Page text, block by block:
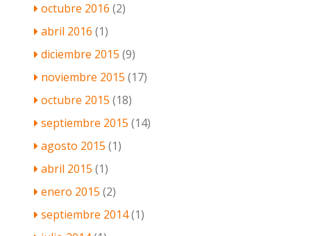
octubre 2016 (2)
abril 2016 (1)
diciembre 2015 (9)
noviembre 2015 (17)
octubre 2015 (18)
septiembre 2015 (14)
agosto 2015 (1)
abril 2015 (1)
enero 2015 (2)
septiembre 2014(1)